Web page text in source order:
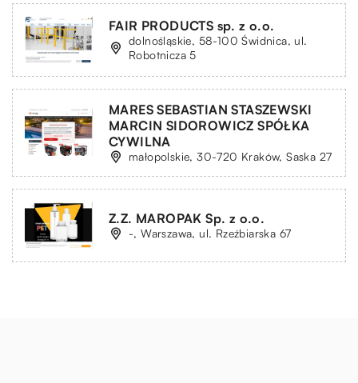
FAIR PRODUCTS sp. z o.o.
dolnośląskie, 58-100 Świdnica, ul.
Robotnicza 5
MARES SEBASTIAN STASZEWSKI
MARCIN SIDOROWICZ SPÓŁKA
CYWILNA
małopolskie, 30-720 Kraków, Saska 27
Z.Z. MAROPAK Sp. z o.o.
-, Warszawa, ul. Rzeźbiarska 67